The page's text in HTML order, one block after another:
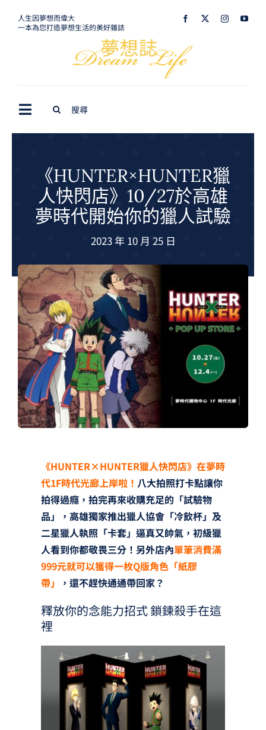
人生因夢想而偉大
一本為您打造夢想生活的美好雜誌
Toggle
Navigation
生活美學
室內設計
購屋指南
夢想TV
GCU大賽
夢想購物
《HUNTER×HUNTER獵
人快閃店》10/27於高雄
夢時代開始你的獵人試驗
2023 年 10 月 25 日
《HUNTER×HUNTER獵人快閃店》在夢時
代1F時代光廊上岸啦！ 八大拍照打卡點讓你
拍得過癮，拍完再來收購充足的「試驗物
品」，高雄獨家推出獵人協會「冷飲杯」及
二星獵人執照「卡套」逼真又帥氣，初級獵
人看到你都敬畏三分！另外店內單筆消費滿
999元就可以獲得一枚Q版角色「紙膠
帶」
，還不趕快通通帶回家？
釋放你的念能力招式 鎖鍊殺手在這
裡